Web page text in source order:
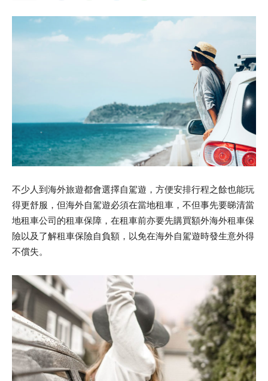
不少人到海外旅遊都會選擇自駕遊，方便安排行程之餘也能玩
得更舒服，但海外自駕遊必須在當地租車，不但事先要睇清當
地租車公司的租車保障，在租車前亦要先購買額外海外租車保
險以及了解租車保險自負額，以免在海外自駕遊時發生意外得
不償失。